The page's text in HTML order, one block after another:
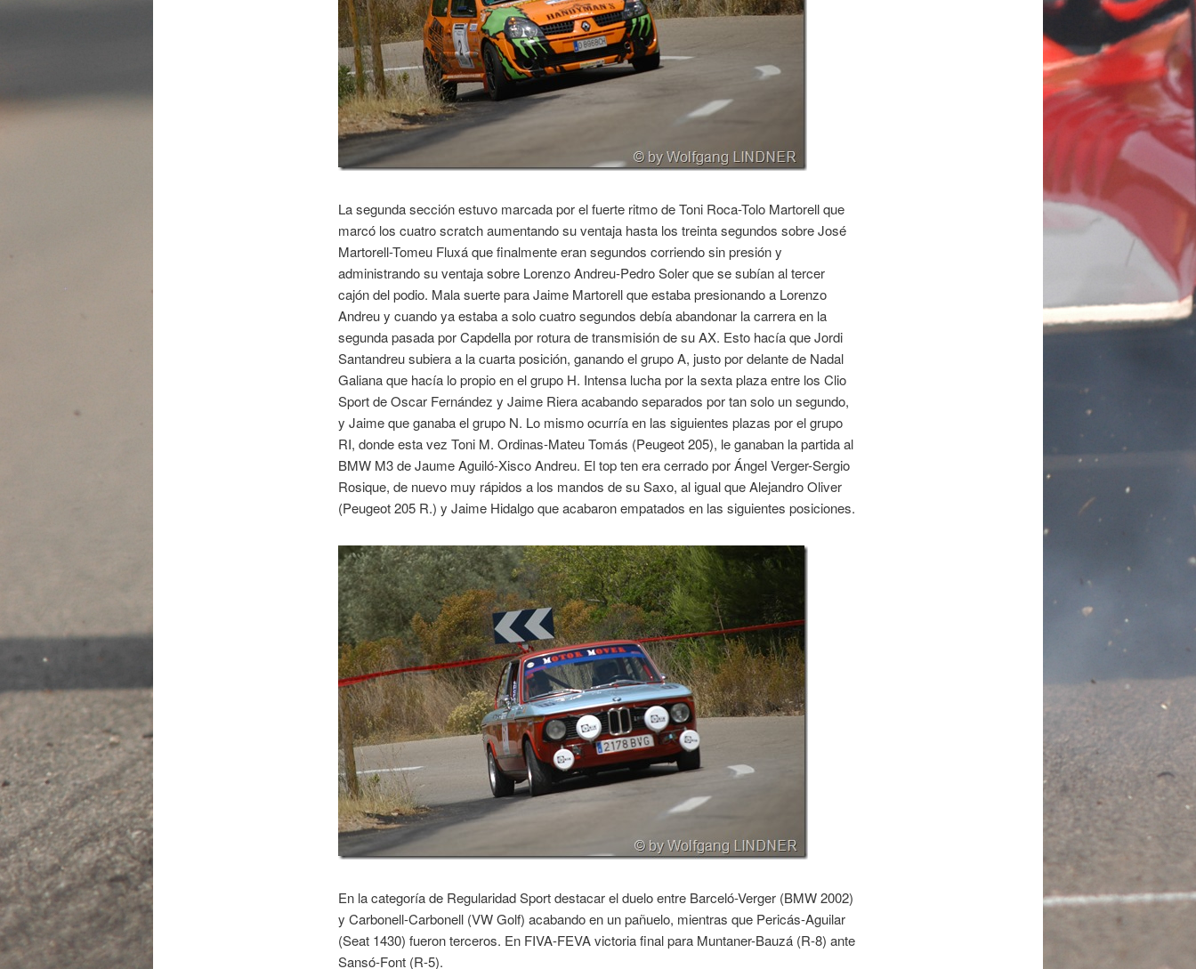
La segunda sección estuvo marcada por el fuerte ritmo de Toni Roca-Tolo Martorell que
marcó los cuatro scratch aumentando su ventaja hasta los treinta segundos sobre José
Martorell-Tomeu Fluxá que finalmente eran segundos corriendo sin presión y
administrando su ventaja sobre Lorenzo Andreu-Pedro Soler que se subían al tercer
cajón del podio. Mala suerte para Jaime Martorell que estaba presionando a Lorenzo
Andreu y cuando ya estaba a solo cuatro segundos debía abandonar la carrera en la
segunda pasada por Capdella por rotura de transmisión de su AX. Esto hacía que Jordi
Santandreu subiera a la cuarta posición, ganando el grupo A, justo por delante de Nadal
Galiana que hacía lo propio en el grupo H. Intensa lucha por la sexta plaza entre los Clio
Sport de Oscar Fernández y Jaime Riera acabando separados por tan solo un segundo,
y Jaime que ganaba el grupo N. Lo mismo ocurría en las siguientes plazas por el grupo
RI, donde esta vez Toni M. Ordinas-Mateu Tomás (Peugeot 205), le ganaban la partida al
BMW M3 de Jaume Aguiló-Xisco Andreu. El top ten era cerrado por Ángel Verger-Sergio
Rosique, de nuevo muy rápidos a los mandos de su Saxo, al igual que Alejandro Oliver
(Peugeot 205 R.) y Jaime Hidalgo que acabaron empatados en las siguientes posiciones.
En la categoría de Regularidad Sport destacar el duelo entre Barceló-Verger (BMW 2002)
y Carbonell-Carbonell (VW Golf) acabando en un pañuelo, mientras que Pericás-Aguilar
(Seat 1430) fueron terceros. En FIVA-FEVA victoria final para Muntaner-Bauzá (R-8) ante
Sansó-Font (R-5).